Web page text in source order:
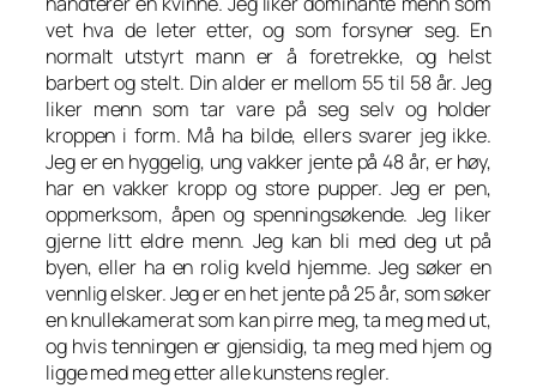
vet hva de leter etter, og som forsyner seg. En
normalt utstyrt mann er å foretrekke, og helst
barbert og stelt. Din alder er mellom 55 til 58 år. Jeg
liker menn som tar vare på seg selv og holder
kroppen i form. Må ha bilde, ellers svarer jeg ikke.
Jeg er en hyggelig, ung vakker jente på 48 år, er høy,
har en vakker kropp og store pupper. Jeg er pen,
oppmerksom, åpen og spenningsøkende. Jeg liker
gjerne litt eldre menn. Jeg kan bli med deg ut på
byen, eller ha en rolig kveld hjemme. Jeg søker en
vennlig elsker. Jeg er en het jente på 25 år, som søker
en knullekamerat som kan pirre meg, ta meg med ut,
og hvis tenningen er gjensidig, ta meg med hjem og
ligge med meg etter alle kunstens regler.